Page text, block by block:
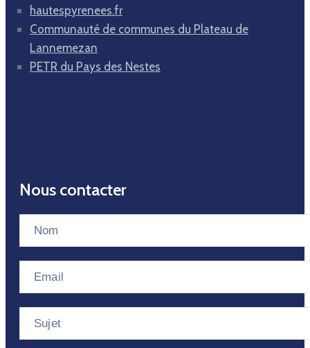
hautespyrenees.fr
Communauté de communes du Plateau de
Lannemezan
PETR du Pays des Nestes
Nous contacter